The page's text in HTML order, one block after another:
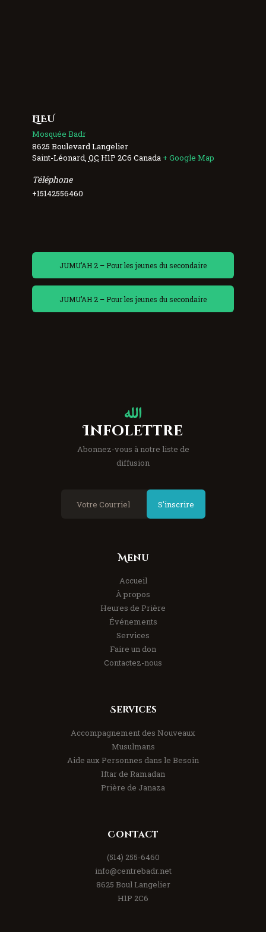
LIEU
Mosquée Badr
8625 Boulevard Langelier
Saint-Léonard QC H1P 2C6 Canada + Google Map
Téléphone
+15142556460
JUMU’AH 2 – Pour les jeunes du secondaire
JUMU’AH 2 – Pour les jeunes du secondaire
Infolettre
Abonnez-vous à notre liste de
diffusion
S'inscrire
Menu
Accueil
À propos
Heures de Prière
Événements
Services
Faire un don
Contactez-nous
Services
Accompagnement des Nouveaux
Musulmans
Aide aux Personnes dans le Besoin
Iftar de Ramadan
Prière de Janaza
Contact
(514) 255-6460
info@centrebadr.net
8625 Boul Langelier
H1P 2C6